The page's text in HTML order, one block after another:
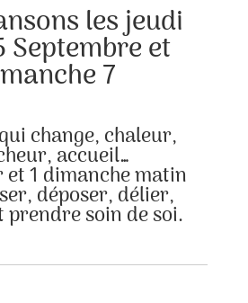
les jeudi
Septembre et
7
change, chaleur,
accueil…
1 dimanche matin
déposer, délier,
prendre soin de soi.